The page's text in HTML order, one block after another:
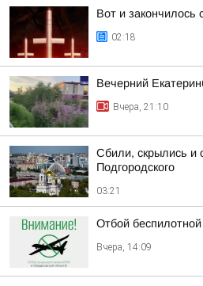
Вот и
02:18
Вечерний
Вчера, 21:10
Сбили, скрылись и
Подгородского
03:21
Отбой
Вчера, 14:09